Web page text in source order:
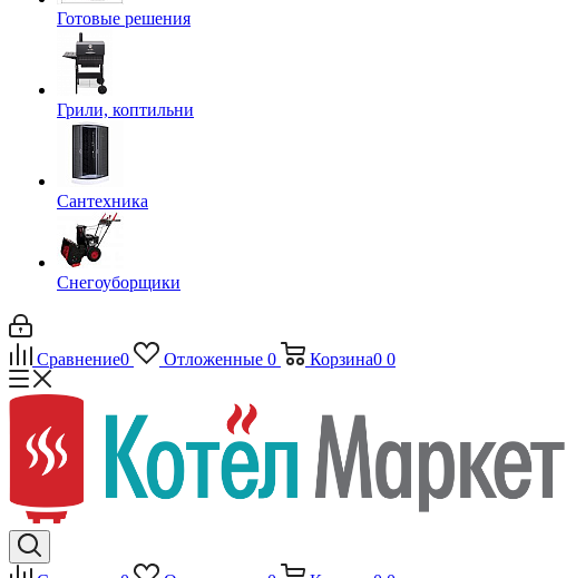
Готовые решения
Грили, коптильни
Сантехника
Снегоуборщики
Сравнение0 Отложенные 0 Корзина0 0